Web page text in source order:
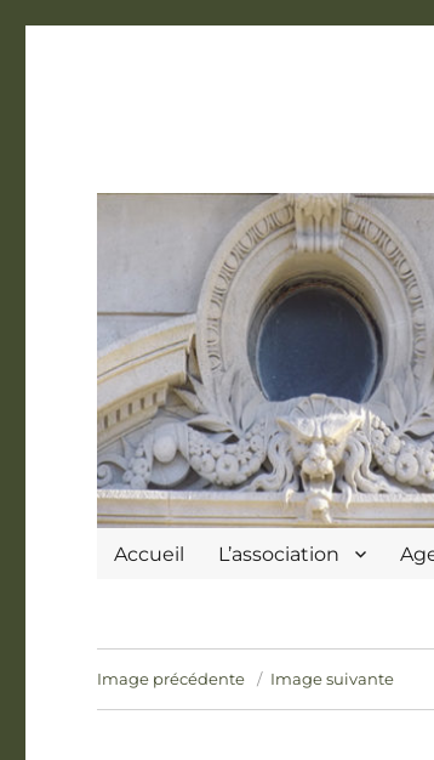
Accueil L’association
Image précédente Image suivante